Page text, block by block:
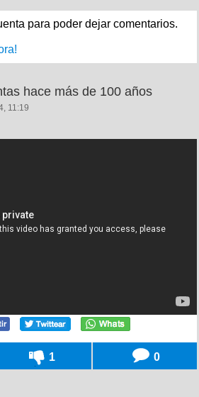
para poder dejar comentarios.
hace más de 100 años
11:19
1 0